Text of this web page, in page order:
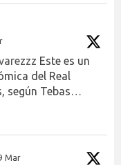
Este es un
del Real
según Tebas…
Mar